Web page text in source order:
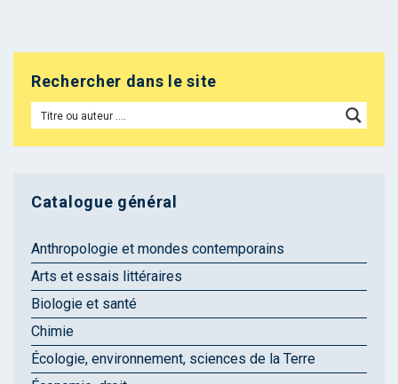
Rechercher dans le site
Catalogue général
Anthropologie et mondes contemporains
Arts et essais littéraires
Biologie et santé
Chimie
Écologie, environnement, sciences de la Terre